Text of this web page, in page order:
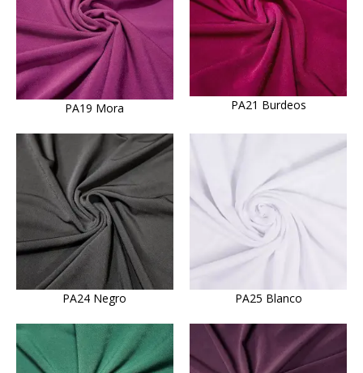
PA19 Mora PA21 Burdeos
PA24 Negro PA25 Blanco